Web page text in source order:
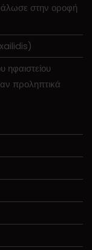
στην οροφή
ηφαιστείου
προληπτικά